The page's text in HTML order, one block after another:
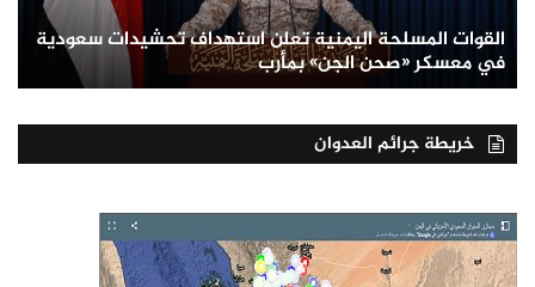
القوات المسلحة اليمنية تعلن استهداف تحشيدات سعودية
في معسكر «صحن الجن» بمأرب
خريطة جرائم العدوان